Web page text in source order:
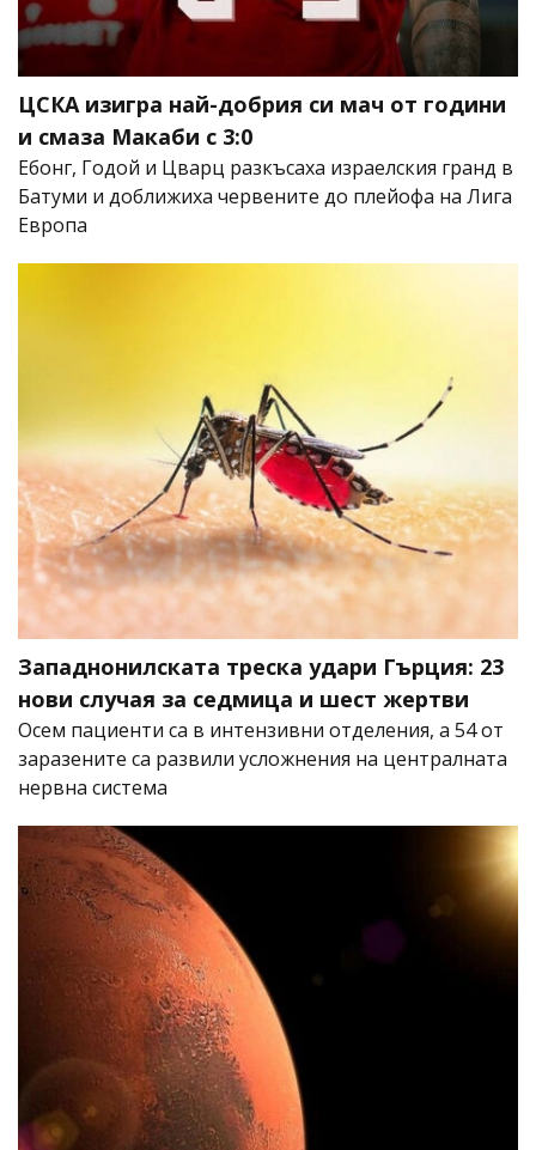
ЦСКА изигра най-добрия си мач от години
и смаза Макаби с 3:0
Ебонг, Годой и Цварц разкъсаха израелския гранд в
Батуми и доближиха червените до плейофа на Лига
Европа
Западнонилската треска удари Гърция: 23
нови случая за седмица и шест жертви
Осем пациенти са в интензивни отделения, а 54 от
заразените са развили усложнения на централната
нервна система